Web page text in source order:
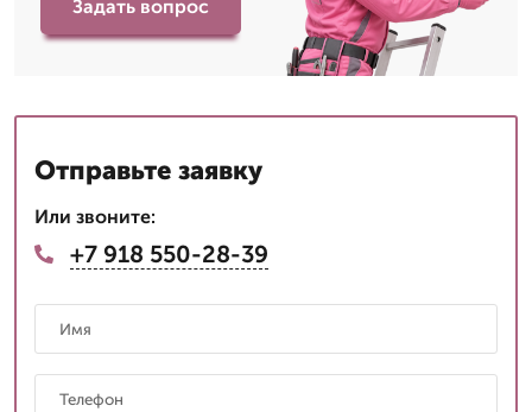
Задать вопрос
Отправьте заявку
Или звоните:
+7 918 550-28-39